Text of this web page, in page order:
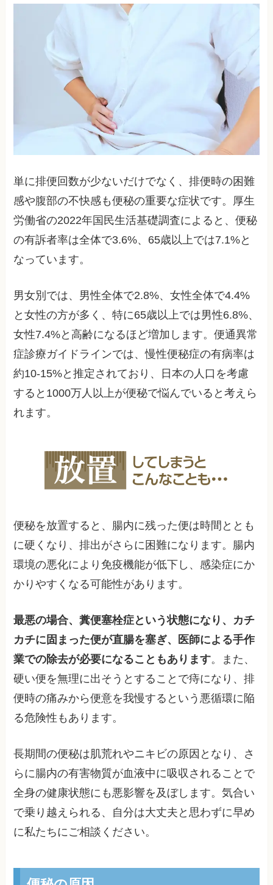
単に排便回数が少ないだけでなく、排便時の困難
感や腹部の不快感も便秘の重要な症状です。厚生
労働省の2022年国民生活基礎調査によると、便秘
の有訴者率は全体で3.6%、65歳以上では7.1%と
なっています。
男女別では、男性全体で2.8%、女性全体で4.4%
と女性の方が多く、特に65歳以上では男性6.8%、
女性7.4%と高齢になるほど増加します。便通異常
症診療ガイドラインでは、慢性便秘症の有病率は
約10-15%と推定されており、日本の人口を考慮
すると1000万人以上が便秘で悩んでいると考えら
れます。
便秘を放置すると、腸内に残った便は時間ととも
に硬くなり、排出がさらに困難になります。腸内
環境の悪化により免疫機能が低下し、感染症にか
かりやすくなる可能性があります。
最悪の場合、糞便塞栓症という状態になり、カチ
カチに固まった便が直腸を塞ぎ、医師による手作
業での除去が必要になることもあります。また、
硬い便を無理に出そうとすることで痔になり、排
便時の痛みから便意を我慢するという悪循環に陥
る危険性もあります。
長期間の便秘は肌荒れやニキビの原因となり、さ
らに腸内の有害物質が血液中に吸収されることで
全身の健康状態にも悪影響を及ぼします。気合い
で乗り越えられる、自分は大丈夫と思わずに早め
に私たちにご相談ください。